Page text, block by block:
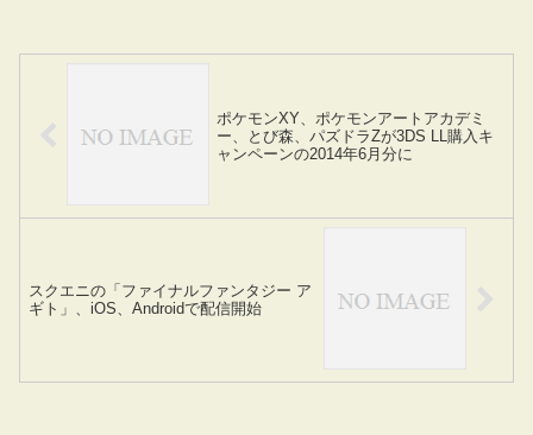
ポケモンXY、ポケモンアートアカデミ
ー、とび森、パズドラZが3DS LL購入キ
ャンペーンの2014年6月分に
スクエニの「ファイナルファンタジー ア
ギト」、iOS、Androidで配信開始